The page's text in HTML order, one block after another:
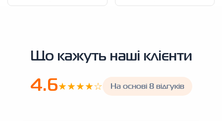
Що кажуть наші клієнти
4.6★★★★☆ На основі 8 відгуків